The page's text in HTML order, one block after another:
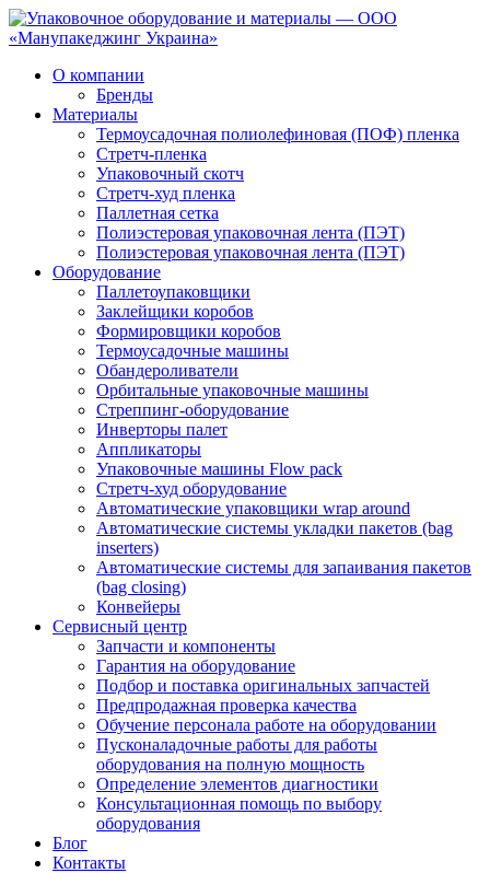
О компании
Бренды
Материалы
Термоусадочная полиолефиновая (ПОФ) пленка
Стретч-пленка
Упаковочный скотч
Стретч-худ пленка
Паллетная сетка
Полиэстеровая упаковочная лента (ПЭТ)
Полиэстеровая упаковочная лента (ПЭТ)
Оборудование
Паллетоупаковщики
Заклейщики коробов
Формировщики коробов
Термоусадочные машины
Обандероливатели
Орбитальные упаковочные машины
Стреппинг-оборудование
Инверторы палет
Аппликаторы
Упаковочные машины Flow pack
Стретч-худ оборудование
Автоматические упаковщики wrap around
Автоматические системы укладки пакетов (bag
inserters)
Автоматические системы для запаивания пакетов
(bag closing)
Конвейеры
Сервисный центр
Запчасти и компоненты
Гарантия на оборудование
Подбор и поставка оригинальных запчастей
Предпродажная проверка качества
Обучение персонала работе на оборудовании
Пусконаладочные работы для работы
оборудования на полную мощность
Определение элементов диагностики
Консультационная помощь по выбору
оборудования
Блог
Контакты